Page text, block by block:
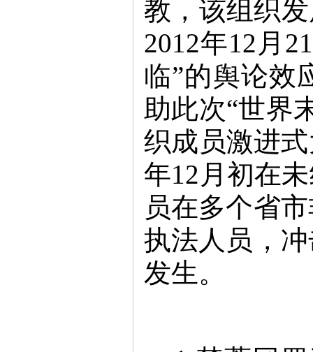
教，该组织
2012年12月
临”的舆论效
助此次“世界
织成员激进
年12月初在
员在多个省
执法人员，
发生。